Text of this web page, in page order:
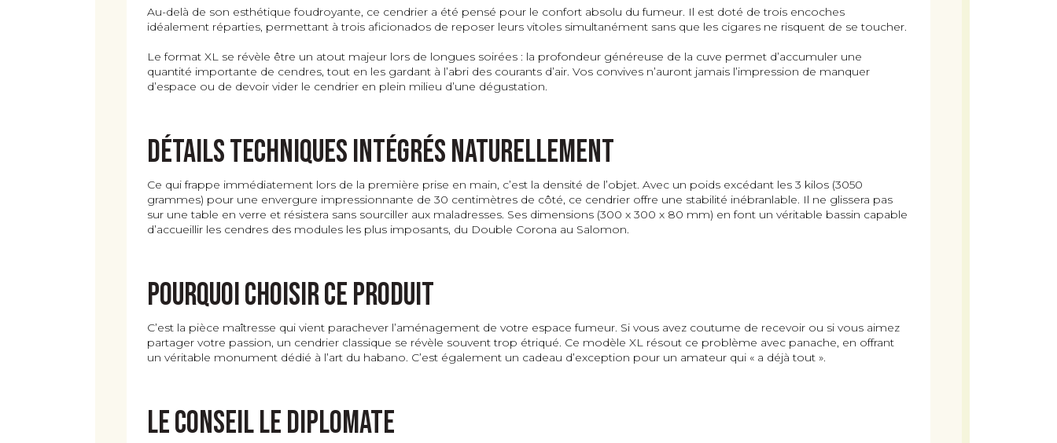
Au-delà de son esthétique foudroyante, ce cendrier a été pensé pour le confort absolu du fumeur. Il est doté de trois encoches
idéalement réparties, permettant à trois aficionados de reposer leurs vitoles simultanément sans que les cigares ne risquent de se toucher.
Le format XL se révèle être un atout majeur lors de longues soirées : la profondeur généreuse de la cuve permet d’accumuler une
quantité importante de cendres, tout en les gardant à l’abri des courants d’air. Vos convives n’auront jamais l’impression de manquer
d’espace ou de devoir vider le cendrier en plein milieu d’une dégustation.
Détails techniques intégrés naturellement
Ce qui frappe immédiatement lors de la première prise en main, c’est la densité de l’objet. Avec un poids excédant les 3 kilos (3050
grammes) pour une envergure impressionnante de 30 centimètres de côté, ce cendrier offre une stabilité inébranlable. Il ne glissera pas
sur une table en verre et résistera sans sourciller aux maladresses. Ses dimensions (300 x 300 x 80 mm) en font un véritable bassin capable
d’accueillir les cendres des modules les plus imposants, du Double Corona au Salomon.
Pourquoi choisir ce produit
C’est la pièce maîtresse qui vient parachever l’aménagement de votre espace fumeur. Si vous avez coutume de recevoir ou si vous aimez
partager votre passion, un cendrier classique se révèle souvent trop étriqué. Ce modèle XL résout ce problème avec panache, en offrant
un véritable monument dédié à l’art du habano. C’est également un cadeau d’exception pour un amateur qui « a déjà tout ».
Le Conseil Le Diplomate